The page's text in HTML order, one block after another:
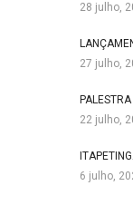
28 julho,
27 julho,
22 julho,
6 julho,